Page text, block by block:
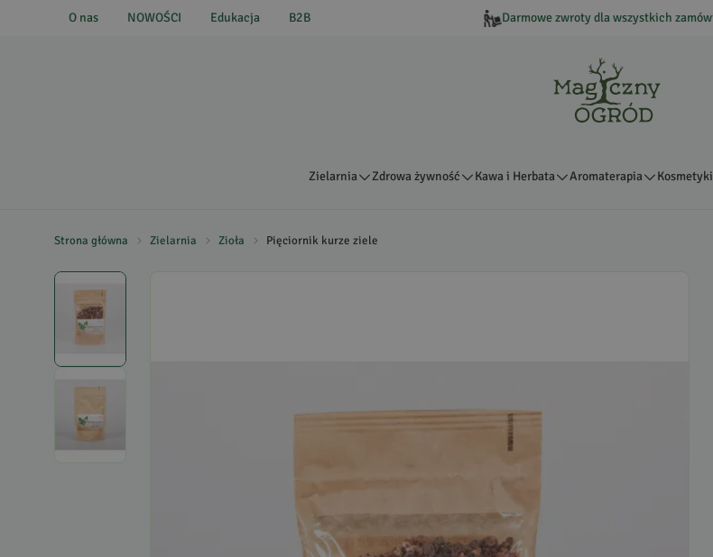
O nas NOWOŚCI Edukacja B2B Darmowe zwroty dla wszystkich
Zielarnia Zdrowa żywność Kawa i Herbata Aromaterapia Kosmetyki
Strona główna Zielarnia Zioła Pięciornik kurze ziele